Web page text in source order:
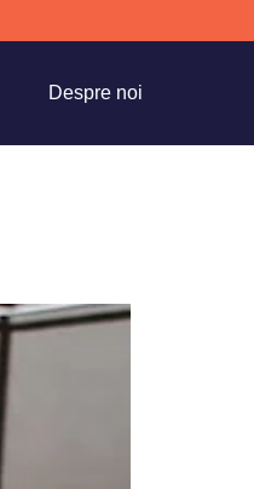
Despre noi